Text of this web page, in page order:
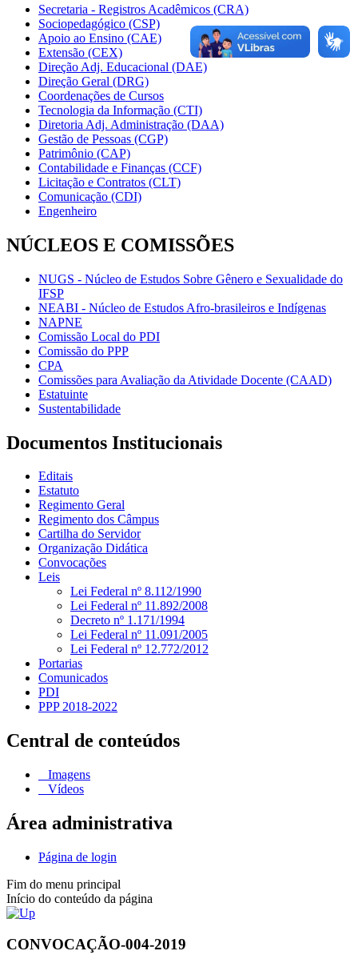
Secretaria - Registros Acadêmicos (CRA)
Sociopedagógico (CSP)
Apoio ao Ensino (CAE)
Extensão (CEX)
Direção Adj. Educacional (DAE)
Direção Geral (DRG)
Coordenações de Cursos
Tecnologia da Informação (CTI)
Diretoria Adj. Administração (DAA)
Gestão de Pessoas (CGP)
Patrimônio (CAP)
Contabilidade e Finanças (CCF)
Licitação e Contratos (CLT)
Comunicação (CDI)
Engenheiro
NÚCLEOS E COMISSÕES
NUGS - Núcleo de Estudos Sobre Gênero e Sexualidade do
IFSP
NEABI - Núcleo de Estudos Afro-brasileiros e Indígenas
NAPNE
Comissão Local do PDI
Comissão do PPP
CPA
Comissões para Avaliação da Atividade Docente (CAAD)
Estatuinte
Sustentabilidade
Documentos Institucionais
Editais
Estatuto
Regimento Geral
Regimento dos Câmpus
Cartilha do Servidor
Organização Didática
Convocações
Leis
Lei Federal nº 8.112/1990
Lei Federal nº 11.892/2008
Decreto nº 1.171/1994
Lei Federal nº 11.091/2005
Lei Federal nº 12.772/2012
Portarias
Comunicados
PDI
PPP 2018-2022
Central de conteúdos
Imagens
Vídeos
Área administrativa
Página de login
Fim do menu principal
Início do conteúdo da página
CONVOCAÇÃO-004-2019